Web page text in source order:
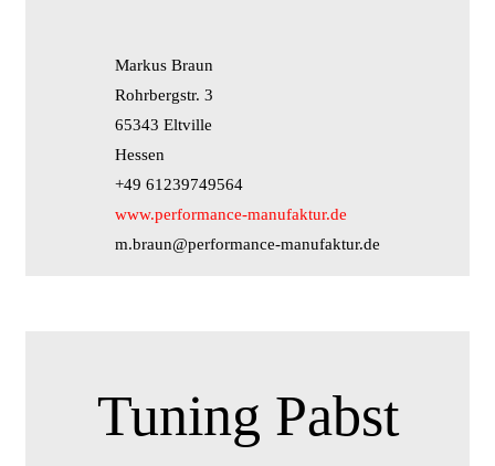
Markus Braun
Rohrbergstr. 3
65343 Eltville
Hessen
+49 61239749564
www.performance-manufaktur.de
m.braun@performance-manufaktur.de
Tuning Pabst